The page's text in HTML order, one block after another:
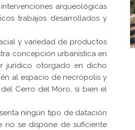
arqueológicas
trabajos desarrollados y
y variedad de productos
concepción urbanística en
jurídico otorgado en dicho
al espacio de necrópolis y
Cerro del Moro, si bien el
ningún tipo de datación
no se dispone de suficiente